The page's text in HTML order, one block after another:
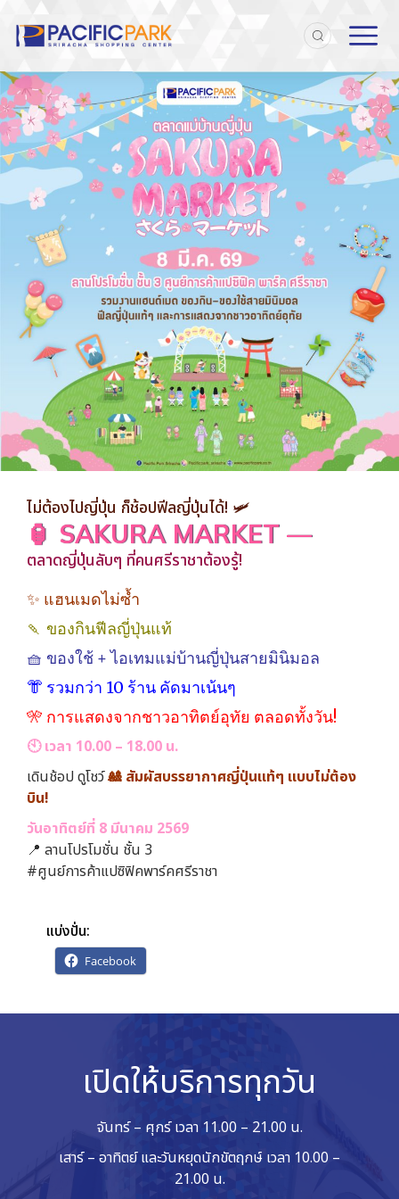
ไม่ต้องไปญี่ปุ่น ก็ช้อปฟีลญี่ปุ่นได้! 🛩
🏮 SAKURA MARKET —
ตลาดญี่ปุ่นลับๆ ที่คนศรีราชาต้องรู้!
✨ แฮนเมดไม่ซ้ำ
🍡 ของกินฟีลญี่ปุ่นแท้
🧺 ของใช้ + ไอเทมแม่บ้านญี่ปุ่นสายมินิมอล
👘 รวมกว่า 10 ร้าน คัดมาเน้นๆ
🎌 การแสดงจากชาวอาทิตย์อุทัย ตลอดทั้งวัน!
🕙 เวลา 10.00 – 18.00 น.
เดินช้อป ดูโชว์🎎 สัมผัสบรรยากาศญี่ปุ่นแท้ๆ แบบไม่ต้อง
บิน!
วันอาทิตย์ที่ 8 มีนาคม 2569
📍 ลานโปรโมชั่น ชั้น 3
#ศูนย์การค้าแปซิฟิคพาร์คศรีราชา
แบ่งปั่น:
Facebook
เปิดให้บริการทุกวัน
จันทร์ – ศุกร์ เวลา 11.00 – 21.00 น.
เสาร์ – อาทิตย์ และวันหยุดนักขัตฤกษ์ เวลา 10.00 –
21.00 น.